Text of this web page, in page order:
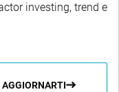
investing, trend e
AGGIORNARTI